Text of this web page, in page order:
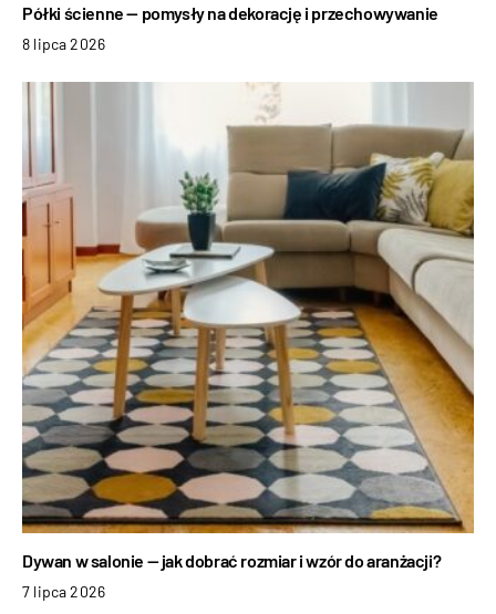
Półki ścienne — pomysły na dekorację i przechowywanie
8 lipca 2026
Dywan w salonie — jak dobrać rozmiar i wzór do aranżacji?
7 lipca 2026